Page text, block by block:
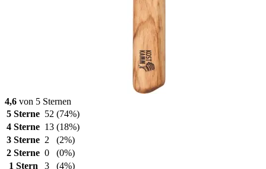
4,6 von 5 Sternen
5 Sterne 52 (74%)
4 Sterne 13 (18%)
3 Sterne 2
(2%)
2 Sterne 0
(0%)
1 Stern
3 (4%)